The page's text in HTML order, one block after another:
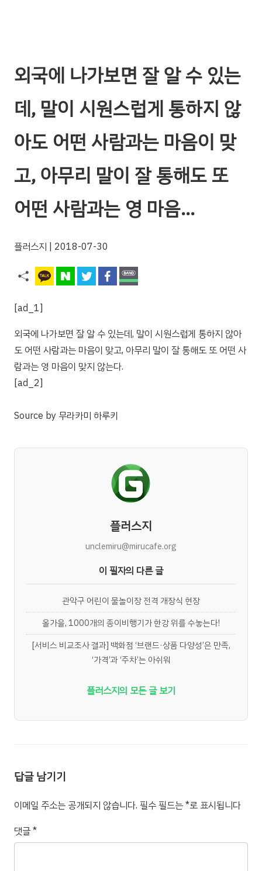
외국에 나가보면 잘 알 수 있는
데, 말이 시원스럽게 통하지 않
아도 어떤 사람과는 마음이 맞
고, 아무리 말이 잘 통해도 또
어떤 사람과는 영 마음…
플러스지 | 2018-07-30
[ad_1]
외국에 나가보면 잘 알 수 있는데, 말이 시원스럽게 통하지 않아
도 어떤 사람과는 마음이 맞고, 아무리 말이 잘 통해도 또 어떤 사
람과는 영 마음이 맞지 않는다.
[ad_2]
Source by 무라카미 하루키
플러스지
unclemiru@mirucafe.org
이 필자의 다른 글
관악구 어린이 물놀이장 전격 개장식 현장
올가을, 1000개의 종이비행기가 한강 위를 수놓는다!
[서비스 비교조사 결과] 백화점 ‘브랜드·상품 다양성’은 만족,
‘가격’과 ‘주차’는 아쉬워
플러스지의 모든 글 보기
답글 남기기
이메일 주소는 공개되지 않습니다. 필수 필드는*로 표시됩니다
댓글*